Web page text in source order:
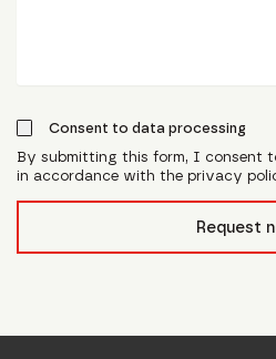
Consent to data processing
By submitting this form, I consent
in accordance with the privacy
Request